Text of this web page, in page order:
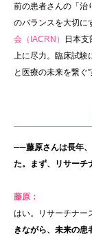
前の患者さんの「治
のバランスを大切に
会（IACRN）
日本
上に尽力。臨床試
と医療の未来を繋ぐ
──藤原さんは長年
た。まず、リサーチ
藤原：
はい。リサーチナー
きながら、未来の患